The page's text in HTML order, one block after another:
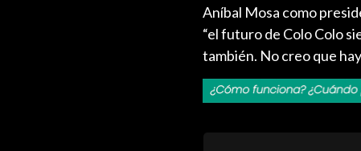
Aníbal Mosa como
“el futuro de Colo Colo
también. No creo que